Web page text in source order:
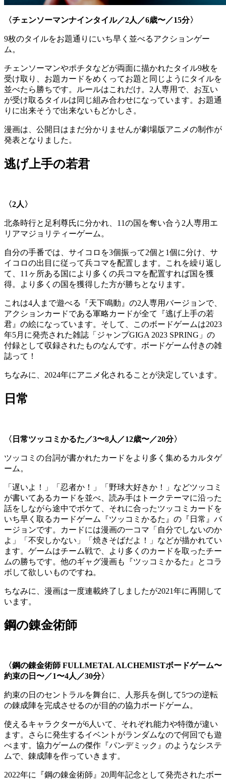
〈チェンソーマンナインタイル／2人／6歳〜／15分〉
9枚のタイルをお題通りにいち早く並べるアクションゲー
ム。
チェンソーマンやポチタなどが両面に描かれたタイル9枚を
受け取り、お題カードをめくってお題と同じようにタイルを
並べたら勝ちです。ルールはこれだけ。2人専用で、お互い
が受け取るタイルは同じ組み合わせになっています。お題通
りに出来そうで出来ないもどかしさ。
漫画は、公開日はまだ分かりませんが劇場版アニメの制作が
発表となりました。
逃げ上手の若君
〈2人〉
北条時行と足利尊氏に分かれ、11の国を奪い合う2人専用エ
リアマジョリティーゲーム。
自分の手番では、サイコロを3個振って2個と1個に分け、サ
イコロの出目に従って兵コマを配置します。これを繰り返し
て、11ヶ所ある国により多くの兵コマを配置すれば国を獲
得。より多くの国を獲得した方が勝ちとなります。
これは4人まで遊べる『天下鳴動』の2人専用バージョンで、
アクションカードである軍略カードが全て『逃げ上手の若
君』の絵になっています。そして、このボードゲームは2023
年5月に発売された雑誌「ジャンプGIGA 2023 SPRING」の
付録として収録されたものなんです。ボードゲーム付きの雑
誌って！
ちなみに、2024年にアニメ化されることが決定しています。
日常
〈日常ツッコミかるた／3〜8人／12歳〜／20分〉
ツッコミの台詞が書かれたカードをより多く集めるカルタゲ
ーム。
「遅いよ！」「忍者か！」「野球大好きか！」などツッコミ
が書いてあるカードを並べ、読み手はトークテーマに沿った
話をしながら途中でボケて、それに合ったツッコミカードを
いち早く取るカードゲーム『ツッコミかるた』の『日常』バ
ージョンです。カードには漫画の一コマ「自分でしないのか
よ」「不安しかない」「焼きそばだよ！」などが描かれてい
ます。ゲームはチーム戦で、より多くのカードを取ったチー
ムの勝ちです。他のギャグ漫画も『ツッコミかるた』とコラ
ボして欲しいものですね。
ちなみに、漫画は一度連載終了しましたが2021年に再開して
います。
鋼の錬金術師
〈鋼の錬金術師 FULLMETAL ALCHEMISTボードゲーム〜
約束の日〜／1〜4人／30分〉
約束の日のセントラルを舞台に、人形兵を倒して5つの逆転
の錬成陣を完成させるのが目的の協力ボードゲーム。
使えるキャラクターが6人いて、それぞれ能力や特徴が違い
ます。さらに発生するイベントがランダムなので何回でも遊
べます。協力ゲームの傑作『パンデミック』のようなシステ
ムで、錬成陣を作っていきます。
2022年に『鋼の錬金術師』20周年記念として発売されたボー